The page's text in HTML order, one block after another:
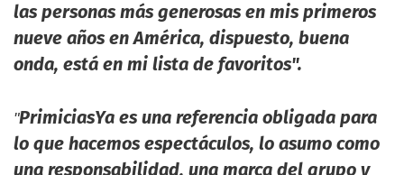
las personas más generosas en mis primeros
nueve años en América, dispuesto, buena
onda, está en mi lista de favoritos".
"PrimiciasYa es una referencia obligada para
lo que hacemos espectáculos, lo asumo como
una responsabilidad, una marca del grupo y